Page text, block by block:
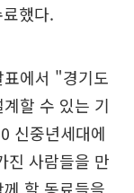
했다.
에서 "경기도
할 수 있는 기
신중년세대에
진 사람들을 만
할 동료들을